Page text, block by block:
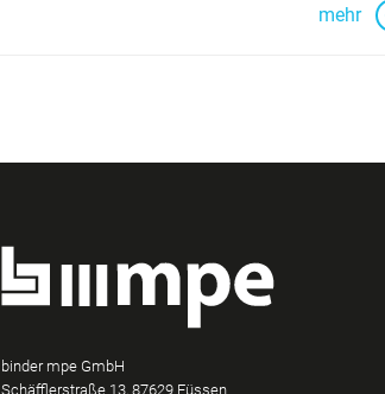
mehr
binder mpe GmbH
Schäfflerstraße 13, 87629 Füssen